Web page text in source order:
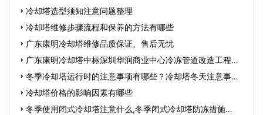
冷却塔选型须知注意问题整理
冷却塔维修步骤流程和保养的方法有哪些
广东康明冷却塔维修品质保证、售后无忧
广东康明冷却塔中标深圳华润商业中心冷冻管道改造工程…
冬季冷却塔运行时的注意事项有哪些？冷却塔冬天注意事
项…冷却塔价格的影响因素有哪些
冬季使用闭式冷却塔注意什么,冬季闭式冷却塔防冻措施…